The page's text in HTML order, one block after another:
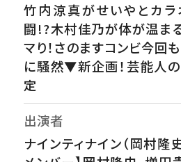
竹内涼真がせいやとカ
闘!?木村佳乃が体が温まる
マり！さのますコンビ今
に騒然▼新企画！芸能人
定
出演者
ナインティナイン（岡村隆